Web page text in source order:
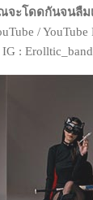
จะโดดกันจนลืม
/
: